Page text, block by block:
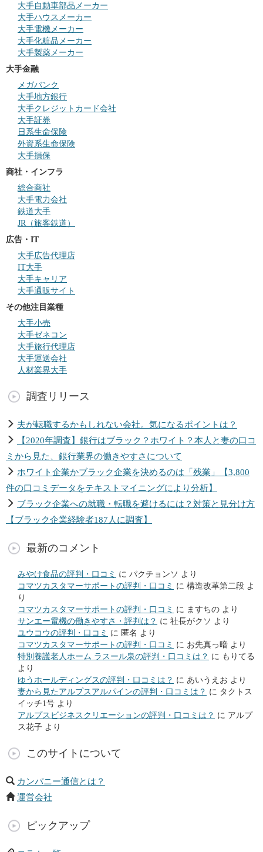
大手自動車部品メーカー
大手ハウスメーカー
大手電機メーカー
大手化粧品メーカー
大手製薬メーカー
大手金融
メガバンク
大手地方銀行
大手クレジットカード会社
大手証券
日系生命保険
外資系生命保険
大手損保
商社・インフラ
総合商社
大手電力会社
鉄道大手
JR（旅客鉄道）
広告・IT
大手広告代理店
IT大手
大手キャリア
大手通販サイト
その他注目業種
大手小売
大手ゼネコン
大手旅行代理店
大手運送会社
人材業界大手
調査リリース
夫が転職するかもしれない会社。気になるポイントは？
【2020年調査】銀行はブラック？ホワイト？本人と妻の口コ
ミから見た、銀行業界の働きやすさについて
ホワイト企業かブラック企業を決めるのは「残業」【3,800
件の口コミデータをテキストマイニングにより分析】
ブラック企業への就職・転職を避けるには？対策と見分け方
【ブラック企業経験者187人に調査】
最新のコメント
みやけ食品の評判・口コミ に パクチョンソ より
コマツカスタマーサポートの評判・口コミ に 構造改革第二段 よ
り
コマツカスタマーサポートの評判・口コミ に ますちの より
サンエー電機の働きやすさ・評判は？ に 社長がクソ より
ユウコウの評判・口コミ に 匿名 より
コマツカスタマーサポートの評判・口コミ に お先真っ暗 より
特別養護老人ホーム ラスール泉の評判・口コミは？ に もりてる
より
ゆうホールディングスの評判・口コミは？ に あいうえお より
妻から見たアルプスアルパインの評判・口コミは？ に タクトス
イッチ1号 より
アルプスビジネスクリエーションの評判・口コミは？ に アルプ
ス花子 より
このサイトについて
カンパニー通信とは？
運営会社
ピックアップ